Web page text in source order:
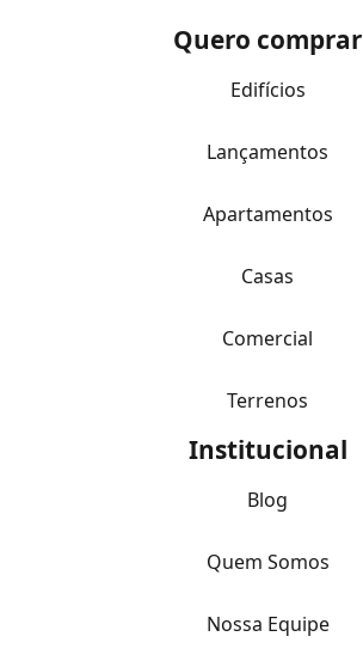
Quero comprar
Edifícios
Lançamentos
Apartamentos
Casas
Comercial
Terrenos
Institucional
Blog
Quem Somos
Nossa Equipe